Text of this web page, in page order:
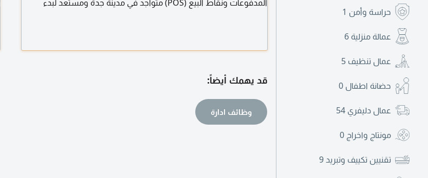
حراسة وأمن 1
عمالة منزلية 6
عمال تنظيف 5
حضانة اطفال 0
عمال دليفري 54
مونتاج واخراج 0
تقنيين تكييف وتبريد9
المدفوعات ونقاط البيع (POS) متواجد في مدينة جدة ومستعد لبدء
قد يهمك أيضاً:
وظائف ادارة